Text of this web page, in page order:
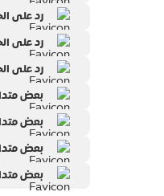
رد على
رد على
رد على
بعض
بعض
بعض
بعض